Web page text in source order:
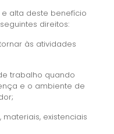
alta deste benefício
direitos:
às atividades
trabalho quando
e o ambiente de
existenciais